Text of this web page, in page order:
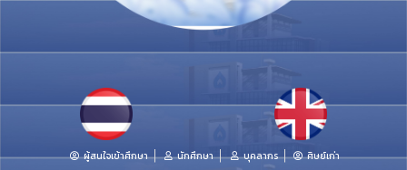
ผู้สนใจเข้าศึกษา นักศึกษา บุคลากร ศิษย์เก่า